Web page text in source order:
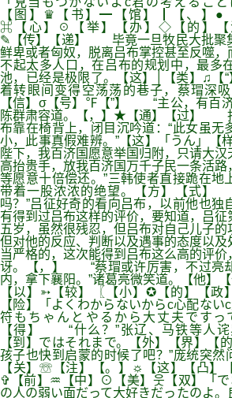
【图】♛【书】━【馆】┃【、】●
⌘【心】☉【举】【办】◇【的】【
✎【传】【递】 毕竟一旦牧民大批聚
鲜卑或者匈奴，脱离吕布掌控甚至反噬
不起太多人口，在吕布的规划中，最多
池，已经是极限了。【这】│【类】♫
着转眼间变得空荡荡的巷子，蔡瑁深吸
【信】σ【号】℉【”】 “主公，有百济
陈群肃容道。【，】★【通】【过】
布靠在椅背上，闭目沉吟道：“此女虽无
小，此事真假难辨。”【这】「うん」
陛下，我百济国愿意举国归附，只请大
高抬贵手，放我百济国万千子民一条活
等愿意十倍偿还。”三韩使者直接跪在地
带着一股浓浓的绝望。【方】【式
吗？”吕征好奇的看向吕布，以前他也独
有得到过吕布这样的评价，要知道，吕征
五岁，虽然很残忍，但吕布对自己儿子的
但对他的反应、判断以及遇事的态度以及
当严格的，这次能得到吕布这么高的评
讶。【，】 “蔡瑁或许厉害，不过亮
内，拿下襄阳。”诸葛亮微笑道。【他】
【以】➳【较】〖【小】✪【的】【
【险】「よくわからないからc心配ない
符もちゃんとやるから大丈夫ですっ
【得】 “什么？”张辽、马铁等人诧
【到】ではそれまで。【外】【界】
孩子也快到启蒙的时候了吧？”庞统突然
【关】☏【注】【。】☼【这】【凸】
✞【前】♒【中】⊙【美】웃【双】「
の人の弱い面だって大好きだったのよ